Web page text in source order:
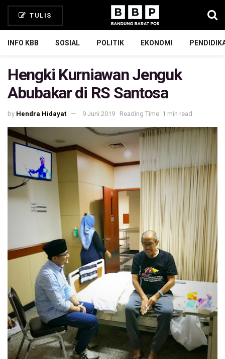
TULIS
INFO KBB SOSIAL POLITIK EKONOMI
Hengki Kurniawan Jenguk
Abubakar di RS Santosa
by Hendra Hidayat 9 Juni 2019 Reading Time: 1 min read